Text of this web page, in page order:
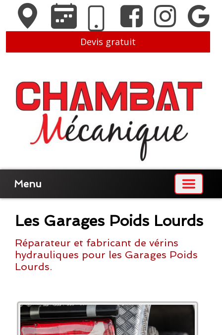
Devis gratuit
Menu
Les Garages Poids Lourds
Réparateur et fabricant de vérins
hydrauliques pour les Garages Poids
Lourds.